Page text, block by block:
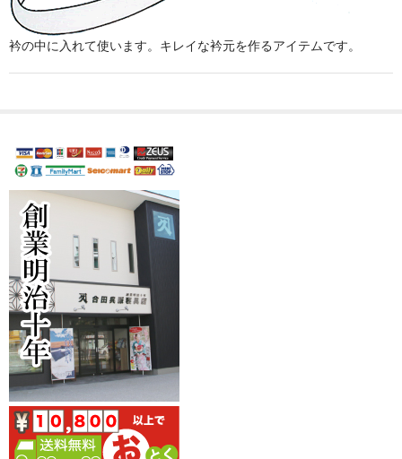
衿の中に入れて使います。キレイな衿元を作るアイテムです。